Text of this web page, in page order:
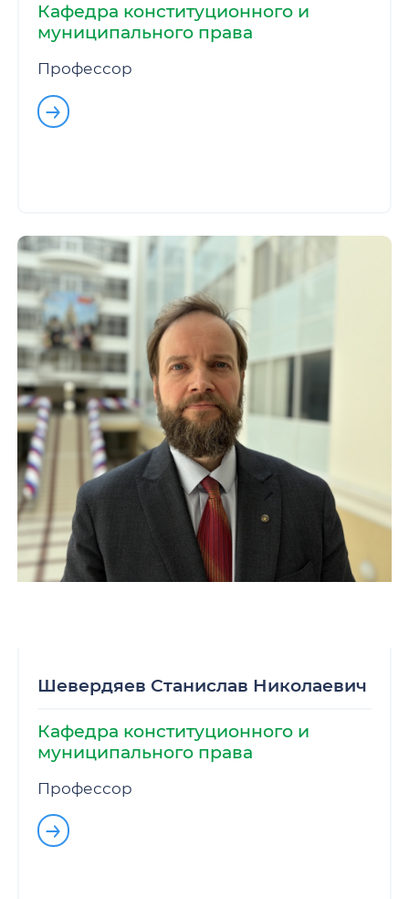
Кафедра конституционного и
муниципального права
Профессор
Шевердяев Станислав Николаевич
Кафедра конституционного и
муниципального права
Профессор